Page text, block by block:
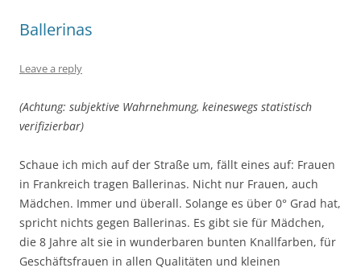
Ballerinas
Leave a reply
(Achtung: subjektive Wahrnehmung, keineswegs statistisch
verifizierbar)
Schaue ich mich auf der Straße um, fällt eines auf: Frauen
in Frankreich tragen Ballerinas. Nicht nur Frauen, auch
Mädchen. Immer und überall. Solange es über 0° Grad hat,
spricht nichts gegen Ballerinas. Es gibt sie für Mädchen,
die 8 Jahre alt sie in wunderbaren bunten Knallfarben, für
Geschäftsfrauen in allen Qualitäten und kleinen